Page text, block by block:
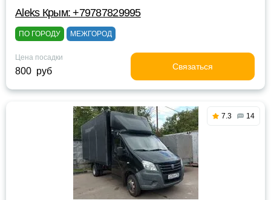
Aleks Крым: +79787829995
ПО ГОРОДУ МЕЖГОРОД
Цена посадки
800 руб Связаться
7.3 14